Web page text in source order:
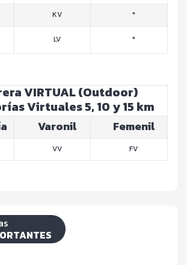
KV
*
LV *
VIRTUAL (Outdoor)
Virtuales 5, 10 y 15 km
Varonil Femenil
VV FV